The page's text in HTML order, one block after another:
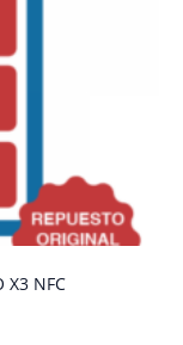
X3 NFC